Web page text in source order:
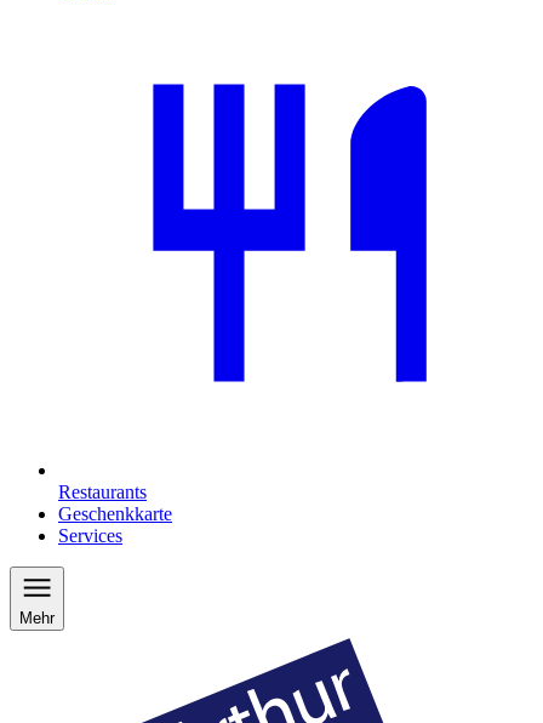
Restaurants
Geschenkkarte
Services
Mehr